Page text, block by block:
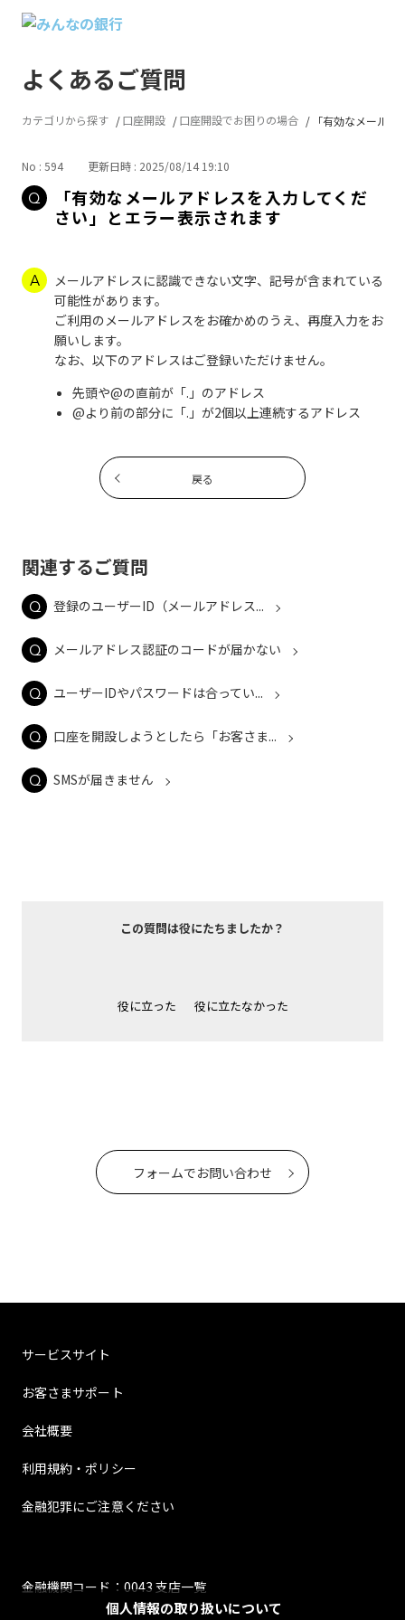
よくあるご質問
個人情報の取り扱いについて
カテゴリから探す 口座開設 口座開設でお困りの場合 「有効なメール
No : 594 更新日時 : 2025/08/14 19:10
「有効なメールアドレスを入力してくだ
さい」とエラー表示されます
メールアドレスに認識できない文字、記号が含まれている
可能性があります。
ご利用のメールアドレスをお確かめのうえ、再度入力をお
願いします。
なお、以下のアドレスはご登録いただけません。
先頭や@の直前が「.」のアドレス
@より前の部分に「.」が2個以上連続するアドレス
戻る
関連するご質問
登録のユーザーID（メールアドレス...
メールアドレス認証のコードが届かない
ユーザーIDやパスワードは合ってい...
口座を開設しようとしたら「お客さま...
SMSが届きません
この質問は役にたちましたか？
役に立った 役に立たなかった
フォームでお問い合わせ
サービスサイト
お客さまサポート
会社概要
利用規約・ポリシー
金融犯罪にご注意ください
金融機関コード：0043 支店一覧